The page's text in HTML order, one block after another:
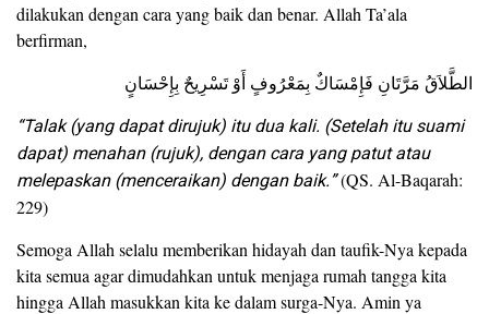
dilakukan dengan cara yang baik dan benar. Allah Ta’ala
berfirman,
الطَّلاَقُ مَرَّتَانِ فَإِمْسَاكٌ بِمَعْرُوفٍ أَوْ تَسْرِيحٌ بِإِحْسَانٍ
“Talak (yang dapat dirujuk) itu dua kali. (Setelah itu suami
dapat) menahan (rujuk), dengan cara yang patut atau
melepaskan (menceraikan) dengan baik.”(QS. Al-Baqarah:
229)
Semoga Allah selalu memberikan hidayah dan taufik-Nya kepada
kita semua agar dimudahkan untuk menjaga rumah tangga kita
hingga Allah masukkan kita ke dalam surga-Nya. Amin ya